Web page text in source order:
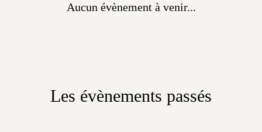
Aucun évènement à venir...
Les évènements passés